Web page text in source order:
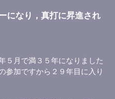
になり，真打に昇進され
５月で満３５年になりました
参加ですから２９年目に入り